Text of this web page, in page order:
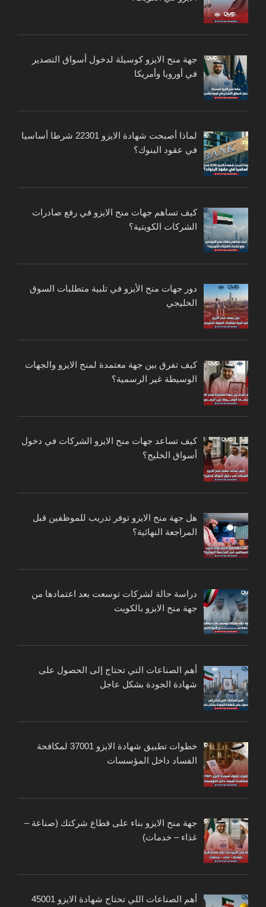
جهة منح الايزو كوسيلة لدخول أسواق التصدير
في أوروبا وأمريكا
لماذا أصبحت شهادة الايزو 22301 شرطا أساسيا
في عقود البنوك؟
كيف تساهم جهات منح الايزو في رفع صادرات
الشركات الكويتية؟
دور جهات منح الأيزو في تلبية متطلبات السوق
الخليجي
كيف تفرق بين جهة معتمدة لمنح الايزو والجهات
الوسيطة غير الرسمية؟
كيف تساعد جهات منح الايزو الشركات في دخول
أسواق الخليج؟
هل جهة منح الايزو توفر تدريب للموظفين قبل
المراجعة النهائية؟
دراسة حالة لشركات توسعت بعد اعتمادها من
جهة منح الايزو بالكويت
أهم الصناعات التي تحتاج إلى الحصول على
شهادة الجودة بشكل عاجل
خطوات تطبيق شهادة الايزو 37001 لمكافحة
الفساد داخل المؤسسات
جهة منح الايزو بناء على قطاع شركتك (صناعة –
غذاء – خدمات)
أهم الصناعات اللي تحتاج شهادة الايزو 45001